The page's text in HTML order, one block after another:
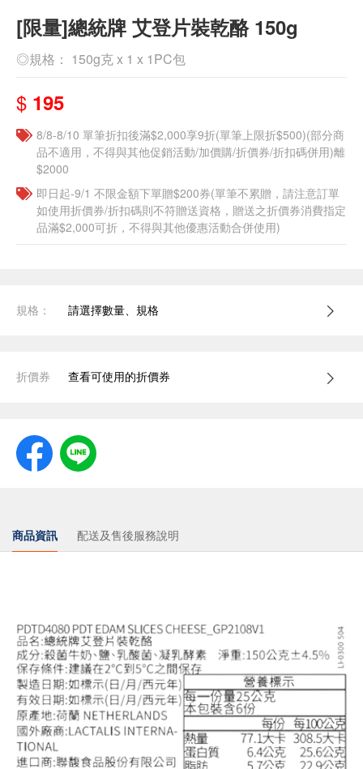
[限量]總統牌 艾登片裝乾酪 150g
◎規格： 150g克 x 1 x 1PC包
$ 195
8/8-8/10 單筆折扣後滿$2,000享9折(單筆上限折$500)(部分商
品不適用，不得與其他促銷活動/加價購/折價券/折扣碼併用)離
$2000
即日起-9/1 不限金額下單贈$200券(單筆不累贈，請注意訂單
如使用折價券/折扣碼則不符贈送資格，贈送之折價券消費指定
品滿$2,000可折，不得與其他優惠活動合併使用)
規格： 請選擇數量、規格
折價券 查看可使用的折價券
商品資訊 配送及售後服務說明